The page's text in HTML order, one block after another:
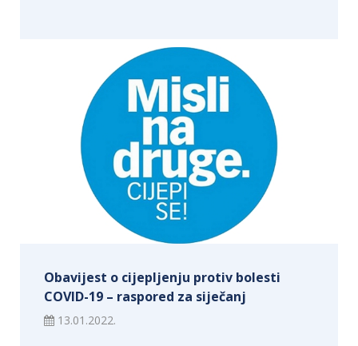
Obavijest o cijepljenju protiv bolesti
COVID-19 – raspored za siječanj
13.01.2022.